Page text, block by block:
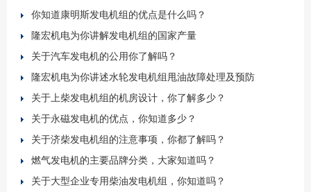
你知道康明斯发电机组的优点是什么吗？
隆宏机电为你讲解发电机组的国家产量
关于汽车发电机的公用你了解吗？
隆宏机电为你讲述水轮发电机组甩油故障处理及预防
关于上柴发电机组的机房设计，你了解多少？
关于永磁发电机的优点，你知道多少？
关于济柴发电机组的注意事项，你都了解吗？
燃气发电机的主要品牌分类，大家知道吗？
关于大型企业专用柴油发电机组，你知道吗？